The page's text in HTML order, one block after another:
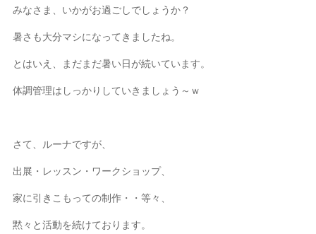
みなさま、いかがお過ごしでしょうか？
暑さも大分マシになってきましたね。
とはいえ、まだまだ暑い日が続いています。
体調管理はしっかりしていきましょう～ｗ
さて、ルーナですが、
出展・レッスン・ワークショップ、
家に引きこもっての制作・・等々、
黙々と活動を続けております。